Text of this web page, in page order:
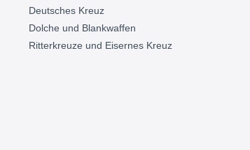
Deutsches Kreuz
Dolche und Blankwaffen
Ritterkreuze und Eisernes Kreuz